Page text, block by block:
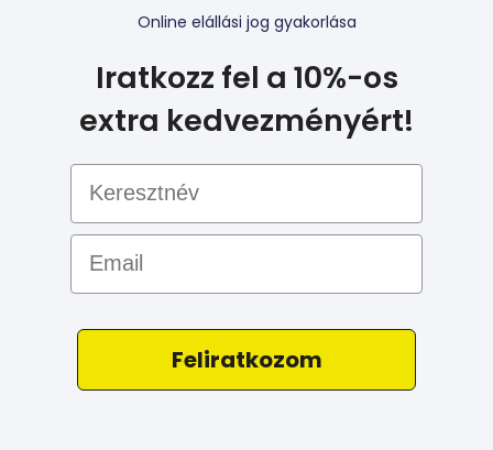
Online elállási jog gyakorlása
Iratkozz fel a 10%-os
extra kedvezményért!
Email
Feliratkozom